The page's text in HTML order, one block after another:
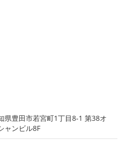
県豊田市若宮町1丁目8-1 第38オ
ャンビル8F